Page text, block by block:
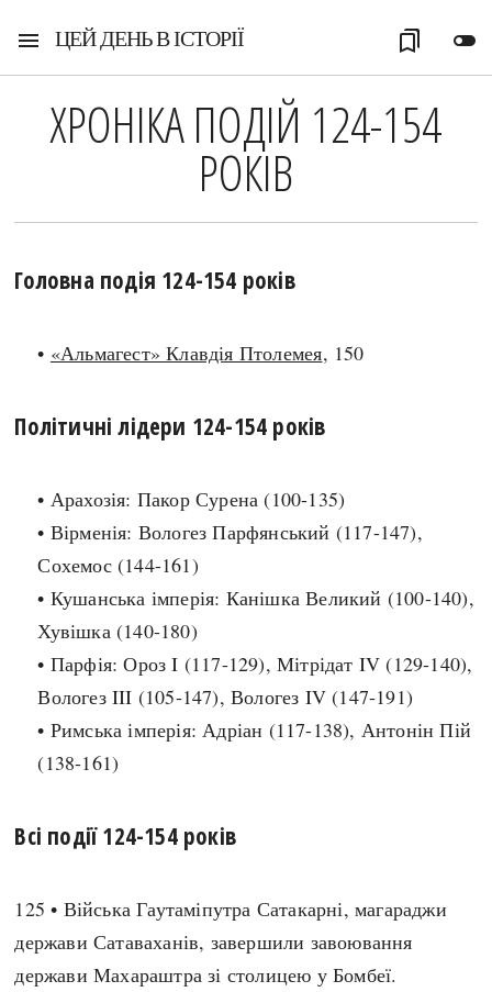
menu ЦЕЙ ДЕНЬ В ІСТОРІЇ toggle_off
bookmarks
search
СЬОГОДНІ
ЗАГОЛОВКИ
ПРАВИЛА ЖИТТЯ
ВИ (НЕ) ЗНАЛИ
ПОДКАСТИ
КРУГЛІ ДАТИ
НОТА БЕНЕ
ФОТОІСТОРІЇ
Рубрики
Авіація і космонавтика
Україна
Княжа доба
ХРОНІКА ПОДІЙ 124-154
РОКІВ
Головна подія 124-154 років
• «Альмагест» Клавдія Птолемея, 150
Політичні лідери 124-154 років
• Арахозія: Пакор Сурена (100-135)
• Вірменія: Вологез Парфянський (117-147),
Сохемос (144-161)
• Кушанська імперія: Канішка Великий (100-140),
Хувішка (140-180)
• Парфія: Ороз I (117-129), Мітрідат IV (129-140),
Вологез III (105-147), Вологез IV (147-191)
• Римська імперія: Адріан (117-138), Антонін Пій
(138-161)
Всі події 124-154 років
125 • Війська Гаутаміпутра Сатакарні, магараджи
держави Сатаваханів, завершили завоювання
держави Махараштра зі столицею у Бомбеї.